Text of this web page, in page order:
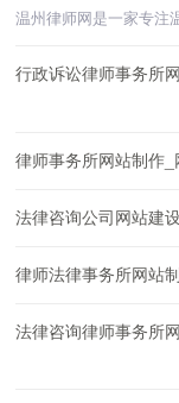
行政诉讼律师事务所
律师事务所网站制作_
法律咨询公司网站建
律师法律事务所网站
法律咨询律师事务所